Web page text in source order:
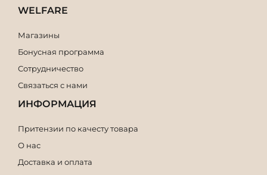
WELFARE
Магазины
Бонусная программа
Сотрудничество
Связаться с нами
ИНФОРМАЦИЯ
Притензии по качесту товара
О нас
Доставка и оплата